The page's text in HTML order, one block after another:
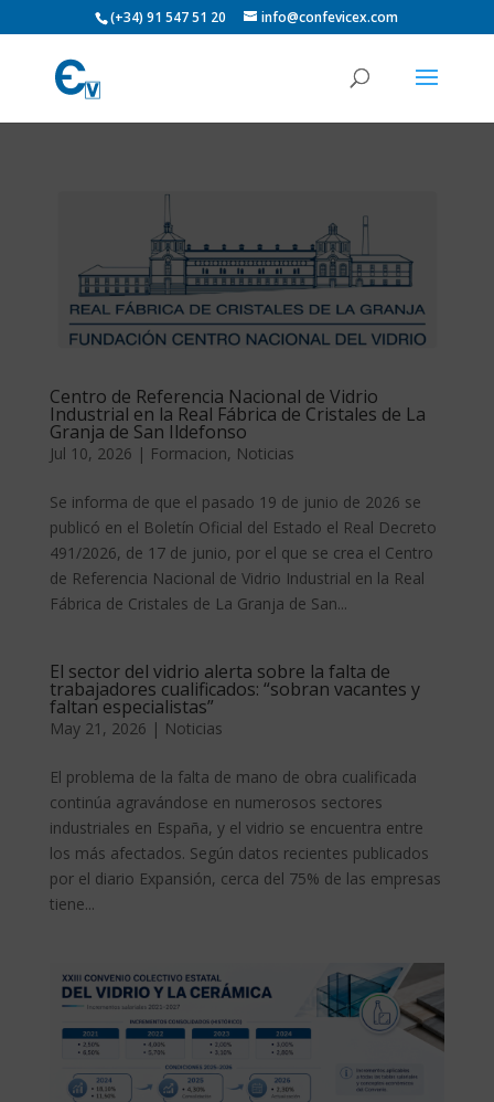
(+34) 91 547 51 20 info@confevicex.com
Centro de Referencia Nacional de Vidrio
Industrial en la Real Fábrica de Cristales de La
Granja de San Ildefonso
Jul 10, 2026 | Formacion, Noticias
Se informa de que el pasado 19 de junio de 2026 se
publicó en el Boletín Oficial del Estado el Real Decreto
491/2026, de 17 de junio, por el que se crea el Centro
de Referencia Nacional de Vidrio Industrial en la Real
Fábrica de Cristales de La Granja de San...
El sector del vidrio alerta sobre la falta de
trabajadores cualificados: “sobran vacantes y
faltan especialistas”
May 21, 2026 | Noticias
El problema de la falta de mano de obra cualificada
continúa agravándose en numerosos sectores
industriales en España, y el vidrio se encuentra entre
los más afectados. Según datos recientes publicados
por el diario Expansión, cerca del 75% de las empresas
tiene...